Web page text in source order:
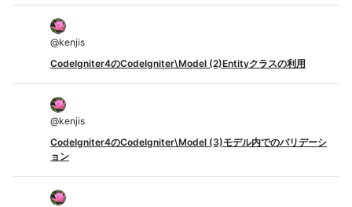
@kenjis
CodeIgniter4のCodeIgniter\Model (2)Entityクラスの利用
@kenjis
CodeIgniter4のCodeIgniter\Model (3)モデル内でのバリデーシ
ョン